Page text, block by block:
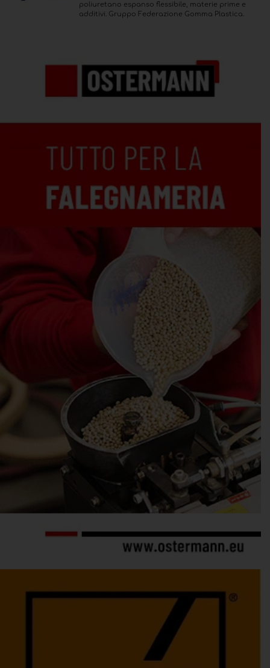
poliuretano espanso flessibile, materie prime e
additivi. Gruppo Federazione Gomma Plastica.